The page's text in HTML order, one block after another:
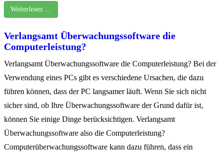
Weiterlesen …
Verlangsamt Überwachungssoftware die
Computerleistung?
Verlangsamt Überwachungssoftware die Computerleistung? Bei der
Verwendung eines PCs gibt es verschiedene Ursachen, die dazu
führen können, dass der PC langsamer läuft. Wenn Sie sich nicht
sicher sind, ob Ihre Überwachungssoftware der Grund dafür ist,
können Sie einige Dinge berücksichtigen. Verlangsamt
Überwachungssoftware also die Computerleistung?
Computerüberwachungssoftware kann dazu führen, dass ein